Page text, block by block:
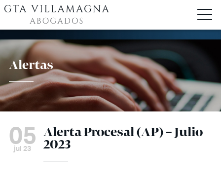
Alertas
05
jul 23
Alerta Procesal (AP) – Julio
2023